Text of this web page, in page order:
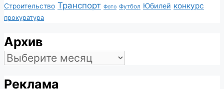
Строительство Транспорт Фото Футбол Юбилей конкурс
прокуратура
Архив
Архив
Реклама